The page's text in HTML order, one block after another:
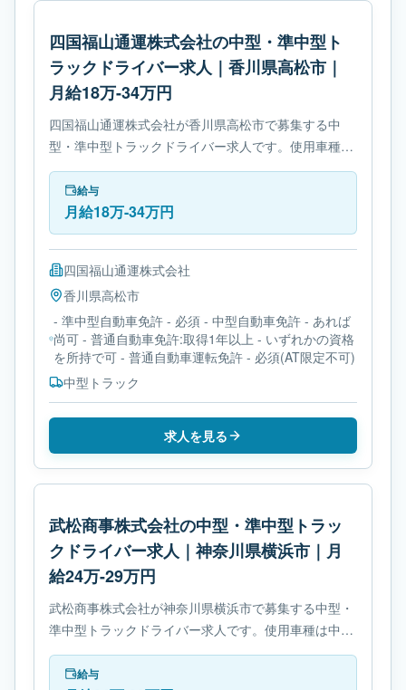
四国福山通運株式会社の中型・準中型ト
ラックドライバー求人｜香川県高松市｜
月給18万-34万円
四国福山通運株式会社が香川県高松市で募集する中
型・準中型トラックドライバー求人です。使用車種は
中型トラックです。勤務時間は- 変形労働時間制で
す。必要免許は- 準中型自動車免許です。
給与
月給18万-34万円
四国福山通運株式会社
香川県高松市
- 準中型自動車免許 - 必須 - 中型自動車免許 - あれば
尚可 - 普通自動車免許:取得1年以上 - いずれかの資格
を所持で可 - 普通自動車運転免許 - 必須(AT限定不可)
中型トラック
求人を見る
武松商事株式会社の中型・準中型トラッ
クドライバー求人｜神奈川県横浜市｜月
給24万-29万円
武松商事株式会社が神奈川県横浜市で募集する中型・
準中型トラックドライバー求人です。使用車種は中型
トラックです。勤務時間は- 変形労働時間制です。必
要免許は中型自動車免許です。
給与